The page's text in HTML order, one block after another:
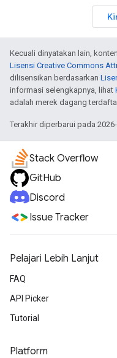
Kecuali dinyatakan lain,
Lisensi Creative Commons
dilisensikan berdasarkan
informasi selengkapnya, lihat
adalah merek dagang
Terakhir diperbarui pada
Stack Overflow
GitHub
Discord
Issue Tracker
Pelajari Lebih Lanjut
FAQ
API Picker
Tutorial
Platform